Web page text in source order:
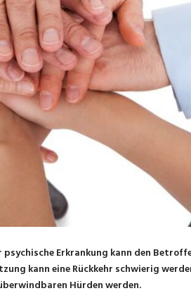
Erkrankung kann den
kann eine Rückkehr schwierig
Hürden werden.